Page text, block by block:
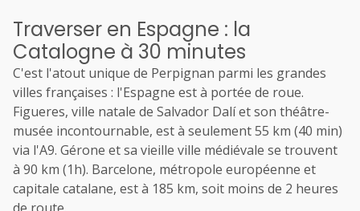
Traverser en Espagne : la
Catalogne à 30 minutes
C'est l'atout unique de Perpignan parmi les grandes
villes françaises : l'Espagne est à portée de roue.
Figueres, ville natale de Salvador Dalí et son théâtre-
musée incontournable, est à seulement 55 km (40 min)
via l'A9. Gérone et sa vieille ville médiévale se trouvent
à 90 km (1h). Barcelone, métropole européenne et
capitale catalane, est à 185 km, soit moins de 2 heures